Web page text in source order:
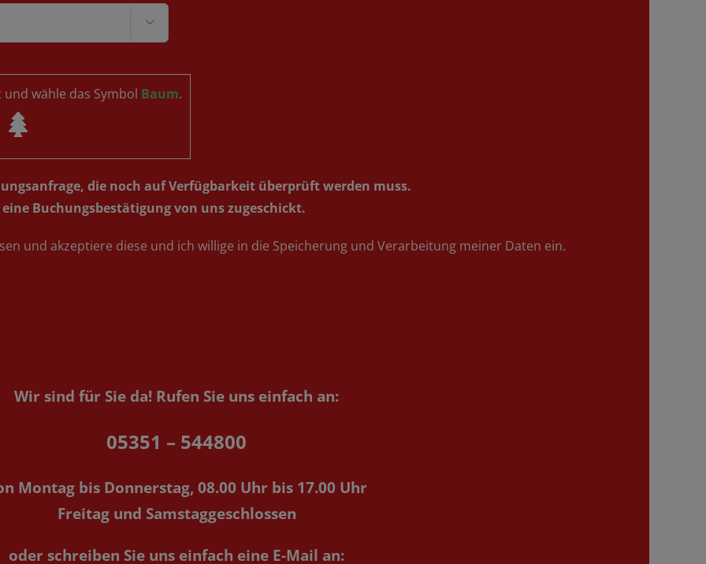

wähle das Symbol Baum.
die noch auf Verfügbarkeit überprüft werden muss.
Buchungsbestätigung von uns zugeschickt.
und akzeptiere diese und ich willige in die Speicherung und Verarbeitung meiner Daten ein.
Wir sind für Sie da! Rufen Sie uns einfach an:
05351 – 544800
Montag bis Donnerstag, 08.00 Uhr bis 17.00 Uhr
Freitag und Samstaggeschlossen
oder schreiben Sie uns einfach eine E-Mail an: